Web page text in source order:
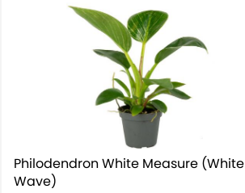
Philodendron White Measure (White
Wave)